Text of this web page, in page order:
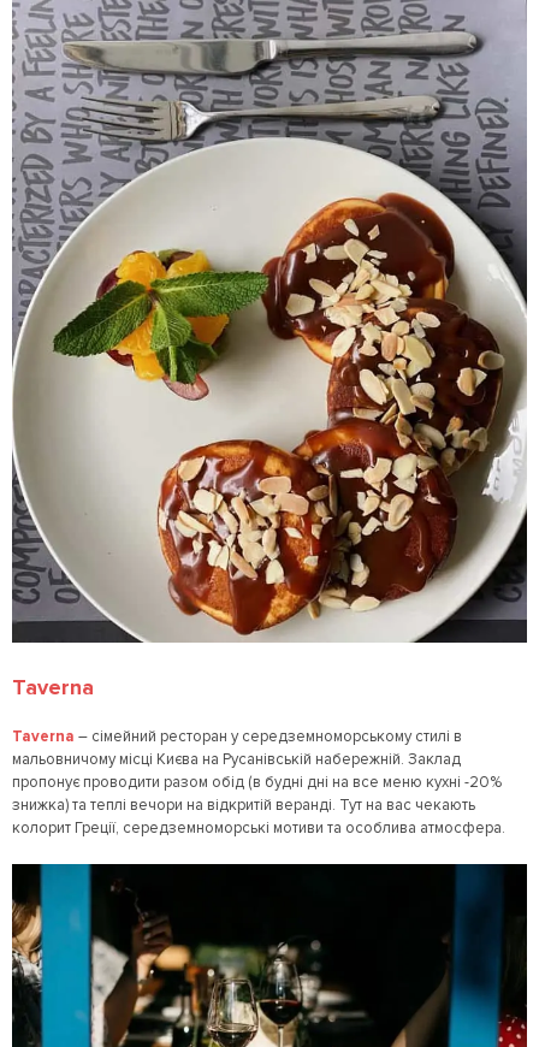
Taverna
Taverna – сімейний ресторан у середземноморському стилі в
мальовничому місці Києва на Русанівській набережній. Заклад
пропонує проводити разом обід (в будні дні на все меню кухні -20%
знижка) та теплі вечори на відкритій веранді. Тут на вас чекають
колорит Греції, середземноморські мотиви та особлива атмосфера.